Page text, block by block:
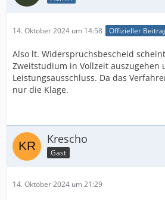
14. Oktober 2024 um 14:58 Offizieller
Also lt. Widerspruchsbescheid
Zweitstudium in Vollzeit auszugehen
Leistungsausschluss. Da das
nur die Klage.
Krescho
Gast
14. Oktober 2024 um 21:29